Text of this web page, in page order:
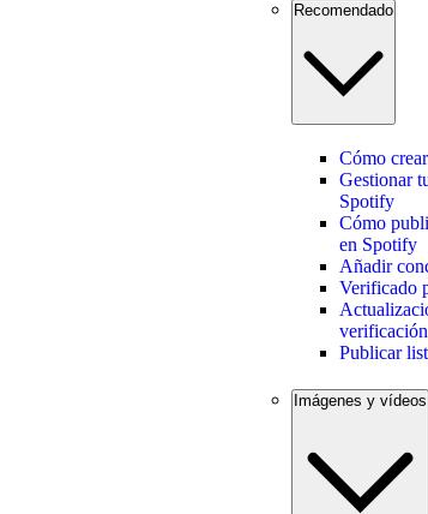
Recomendado
Cómo
Gestionar
Spotify
Cómo
en Spotify
Añadir
Verificado
verificación
Publicar
Imágenes y vídeos